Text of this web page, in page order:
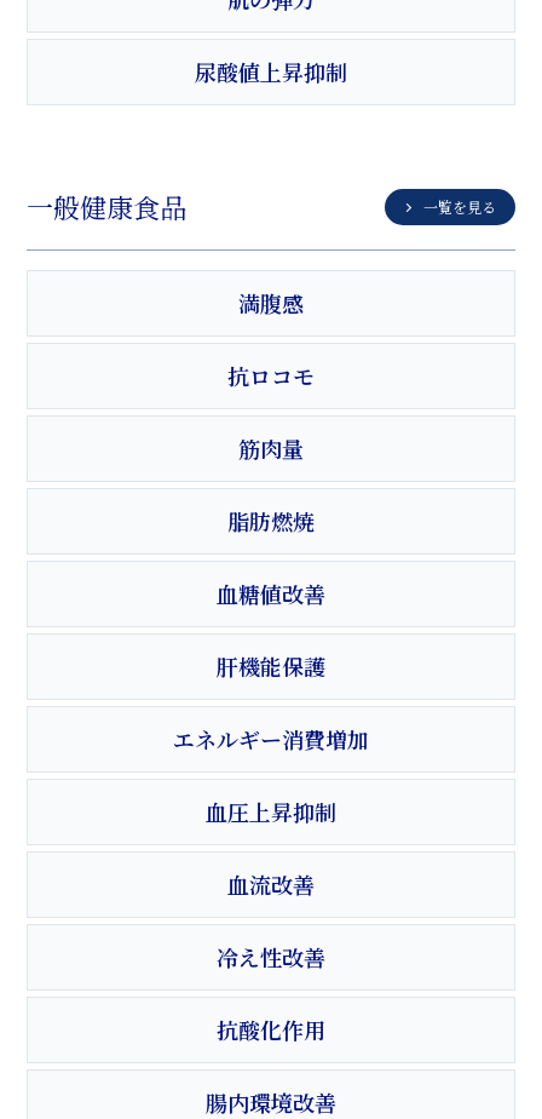
尿酸値上昇抑制
一般健康食品 一覧を見る
満腹感
抗ロコモ
筋肉量
脂肪燃焼
血糖値改善
肝機能保護
エネルギー消費増加
血圧上昇抑制
血流改善
冷え性改善
抗酸化作用
腸内環境改善